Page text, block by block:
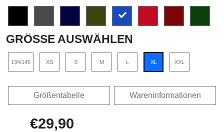
GRÖSSE AUSWÄHLEN
134/146 XS S M L XL XXL
Größentabelle Wareninformationen
€29,90